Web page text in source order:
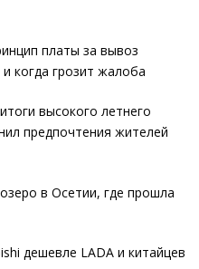
платы за вывоз
когда грозит жалоба
высокого летнего
предпочтения жителей
в Осетии, где прошла
дешевле LADA и китайцев